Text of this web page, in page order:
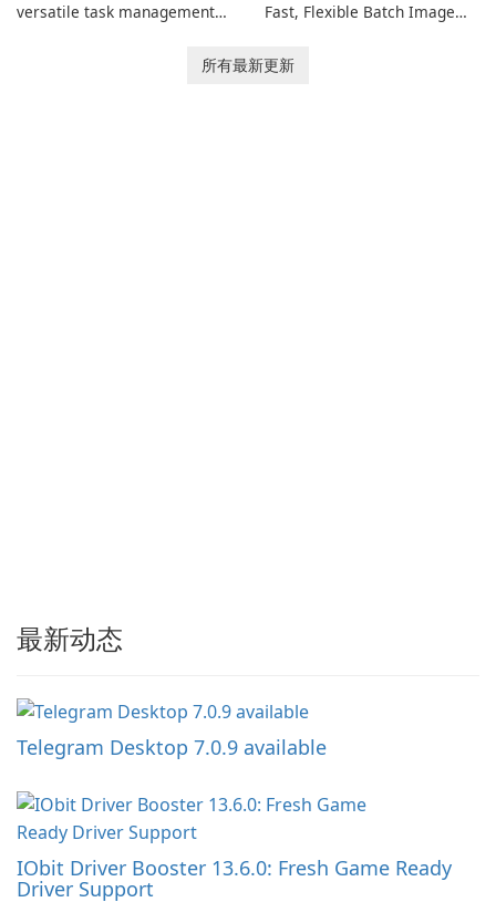
versatile task management
Fast, Flexible Batch Image
macOS and Linux XnConvert
所有最新更新
最新动态
Telegram Desktop 7.0.9 available
IObit Driver Booster 13.6.0: Fresh Game Ready
Driver Support